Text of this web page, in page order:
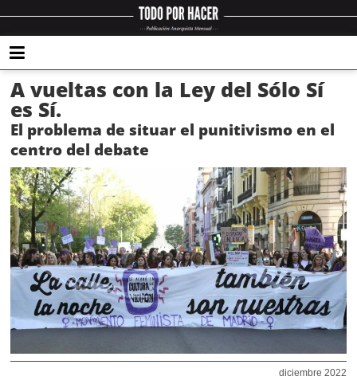
A vueltas con la Ley del Sólo Sí
es Sí.
El problema de situar el punitivismo en el
centro del debate
diciembre 2022